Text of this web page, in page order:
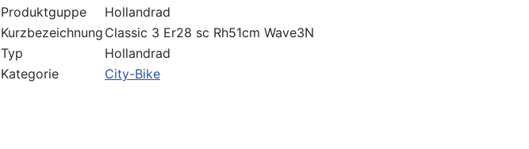
Produktguppe
Hollandrad
Kurzbezeichnung Classic 3 Er28 sc Rh51cm Wave3N
Typ
Hollandrad
Kategorie
City-Bike